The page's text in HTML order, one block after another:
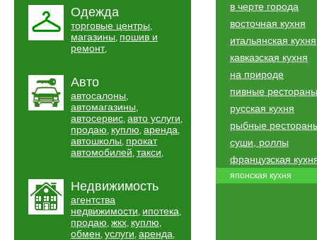
Одежда
торговые центры,
магазины, пошив и
ремонт,
Авто
автосалоны,
автомагазины,
автосервис, авто услуги,
продаю, куплю, аренда,
автошколы, прокат
автомобилей, такси,
Недвижимость
агентства
недвижимости, ипотека,
продаю, жкх, куплю,
обмен, услуги, аренда,
в черте города
восточная кухня
итальянская кухня
кавказская кухня
на природе
пивные рестораны
русская кухня
рыбные
суши, роллы
французская
японская кухня